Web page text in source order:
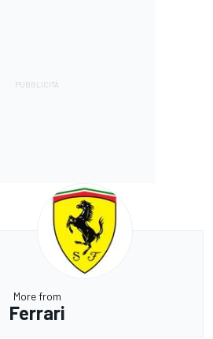
More from
Ferrari